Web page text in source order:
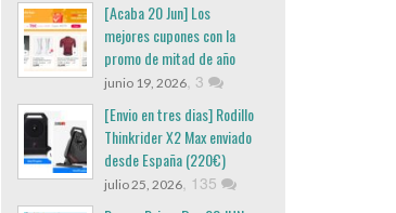
[Acaba 20 Jun] Los
mejores cupones con la
promo de mitad de año
junio 19, 2026, 3
[Envio en tres dias] Rodillo
Thinkrider X2 Max enviado
desde España (220€)
julio 25, 2026, 135